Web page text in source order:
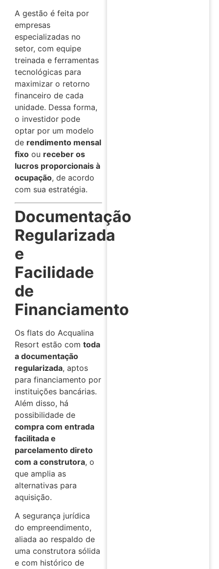
A gestão é feita por
empresas
especializadas no
setor, com equipe
treinada e ferramentas
tecnológicas para
maximizar o retorno
financeiro de cada
unidade. Dessa forma,
o investidor pode
optar por um modelo
de rendimento mensal
fixo ou receber os
lucros proporcionais à
ocupação, de acordo
com sua estratégia.
Documentação
Regularizada
e
Facilidade
de
Financiamento
Os flats do Acqualina
Resort estão com toda
a documentação
regularizada, aptos
para financiamento por
instituições bancárias.
Além disso, há
possibilidade de
compra com entrada
facilitada e
parcelamento direto
com a construtora, o
que amplia as
alternativas para
aquisição.
A segurança jurídica
do empreendimento,
aliada ao respaldo de
uma construtora sólida
e com histórico de